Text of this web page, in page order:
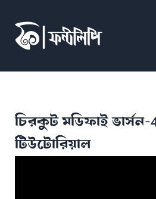
চিরকুট মডিফাই
টিউটোরিয়াল